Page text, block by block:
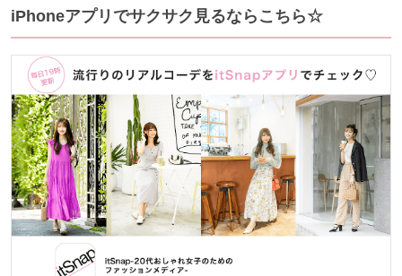
iPhoneアプリでサクサク見るならこちら☆